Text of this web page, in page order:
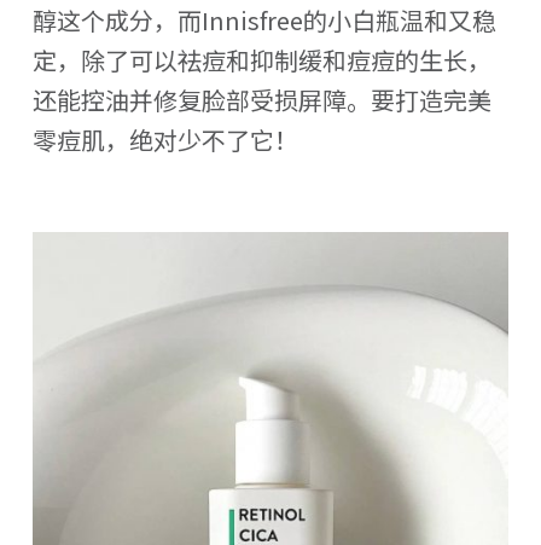
醇这个成分，而Innisfree的小白瓶温和又稳
定，除了可以祛痘和抑制缓和痘痘的生长，
还能控油并修复脸部受损屏障。要打造完美
零痘肌，绝对少不了它！